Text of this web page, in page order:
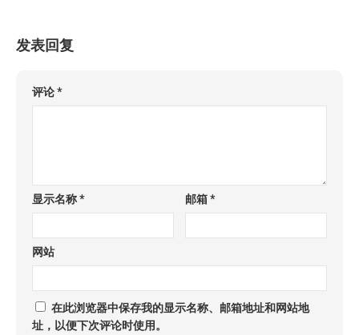
发表回复
评论*
显示名称* 邮箱*
网站
在此浏览器中保存我的显示名称、邮箱地址和网站地
址，以便下次评论时使用。